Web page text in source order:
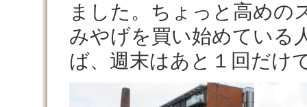
ました。ちょっと高めの
みやげを買い始めている
ば、週末はあと１回だけ